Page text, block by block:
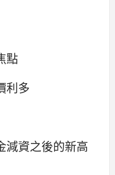
點
利多
減資之後的新高